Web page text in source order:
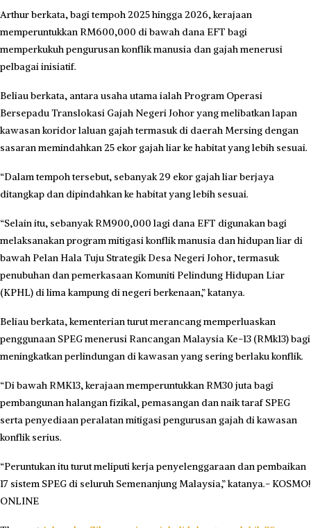
Arthur berkata, bagi tempoh 2025 hingga 2026, kerajaan
memperuntukkan RM600,000 di bawah dana EFT bagi
memperkukuh pengurusan konflik manusia dan gajah menerusi
pelbagai inisiatif.
Beliau berkata, antara usaha utama ialah Program Operasi
Bersepadu Translokasi Gajah Negeri Johor yang melibatkan lapan
kawasan koridor laluan gajah termasuk di daerah Mersing dengan
sasaran memindahkan 25 ekor gajah liar ke habitat yang lebih sesuai.
“Dalam tempoh tersebut, sebanyak 29 ekor gajah liar berjaya
ditangkap dan dipindahkan ke habitat yang lebih sesuai.
“Selain itu, sebanyak RM900,000 lagi dana EFT digunakan bagi
melaksanakan program mitigasi konflik manusia dan hidupan liar di
bawah Pelan Hala Tuju Strategik Desa Negeri Johor, termasuk
penubuhan dan pemerkasaan Komuniti Pelindung Hidupan Liar
(KPHL) di lima kampung di negeri berkenaan,” katanya.
Beliau berkata, kementerian turut merancang memperluaskan
penggunaan SPEG menerusi Rancangan Malaysia Ke-13 (RMk13) bagi
meningkatkan perlindungan di kawasan yang sering berlaku konflik.
“Di bawah RMK13, kerajaan memperuntukkan RM30 juta bagi
pembangunan halangan fizikal, pemasangan dan naik taraf SPEG
serta penyediaan peralatan mitigasi pengurusan gajah di kawasan
konflik serius.
“Peruntukan itu turut meliputi kerja penyelenggaraan dan pembaikan
17 sistem SPEG di seluruh Semenanjung Malaysia,” katanya.- KOSMO!
ONLINE